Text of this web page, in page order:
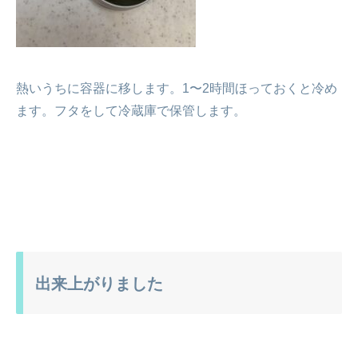
熱いうちに容器に移します。1〜2時間ほっておくと冷め
ます。フタをして冷蔵庫で保管します。
出来上がりました